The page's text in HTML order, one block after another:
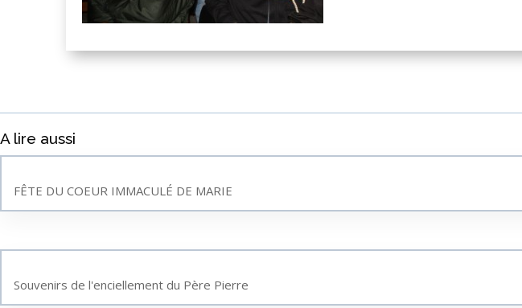
A lire aussi
FÊTE DU COEUR IMMACULÉ DE MARIE
Souvenirs de l'enciellement du Père Pierre